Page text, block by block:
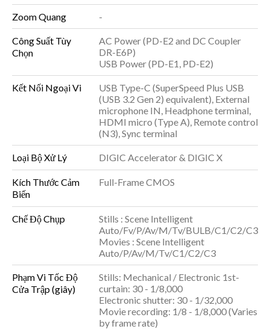
Zoom Quang -
Công Suất Tùy
Chọn
AC Power (PD-E2 and DC Coupler
DR-E6P)
USB Power (PD-E1, PD-E2)
Kết Nối Ngoại Vi
USB Type-C (SuperSpeed Plus USB
(USB 3.2 Gen 2) equivalent), External
microphone IN, Headphone terminal,
HDMI micro (Type A), Remote control
(N3), Sync terminal
Loại Bộ Xử Lý DIGIC Accelerator & DIGIC X
Kích Thước Cảm
Biến
Full-Frame CMOS
Chế Độ Chụp
Stills : Scene Intelligent
Auto/Fv/P/Av/M/Tv/BULB/C1/C2/C3
Movies : Scene Intelligent
Auto/P/Av/M/Tv/C1/C2/C3
Phạm Vi Tốc Độ
Cửa Trập (giây)
Stills: Mechanical / Electronic 1st-
curtain: 30 - 1/8,000
Electronic shutter: 30 - 1/32,000
Movie recording: 1/8 - 1/8,000 (Varies
by frame rate)